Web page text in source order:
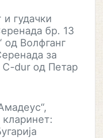
и гудачки
бр. 13
од Волфганг
за
C-dur од Петар
кларинет: